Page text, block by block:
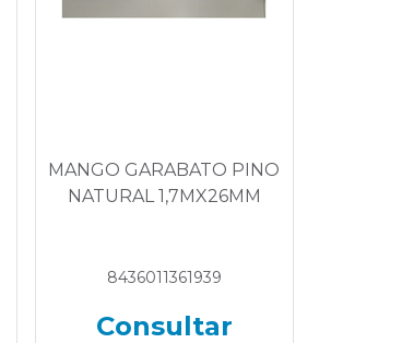
MANGO GARABATO PINO
NATURAL 1,7MX26MM
8436011361939
Consultar